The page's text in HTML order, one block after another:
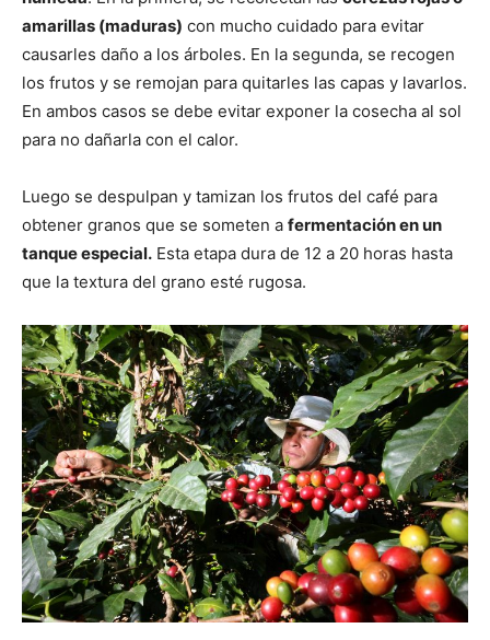
amarillas (maduras) con mucho cuidado para evitar
causarles daño a los árboles. En la segunda, se recogen
los frutos y se remojan para quitarles las capas y lavarlos.
En ambos casos se debe evitar exponer la cosecha al sol
para no dañarla con el calor.
Luego se despulpan y tamizan los frutos del café para
obtener granos que se someten a fermentación en un
tanque especial. Esta etapa dura de 12 a 20 horas hasta
que la textura del grano esté rugosa.